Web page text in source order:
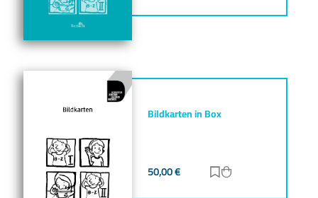
Bildkarten in Box
50,00€ Zur Merkliste